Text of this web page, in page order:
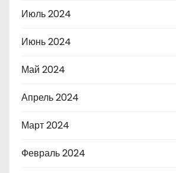
Июль 2024
Июнь 2024
Май 2024
Апрель 2024
Март 2024
Февраль 2024